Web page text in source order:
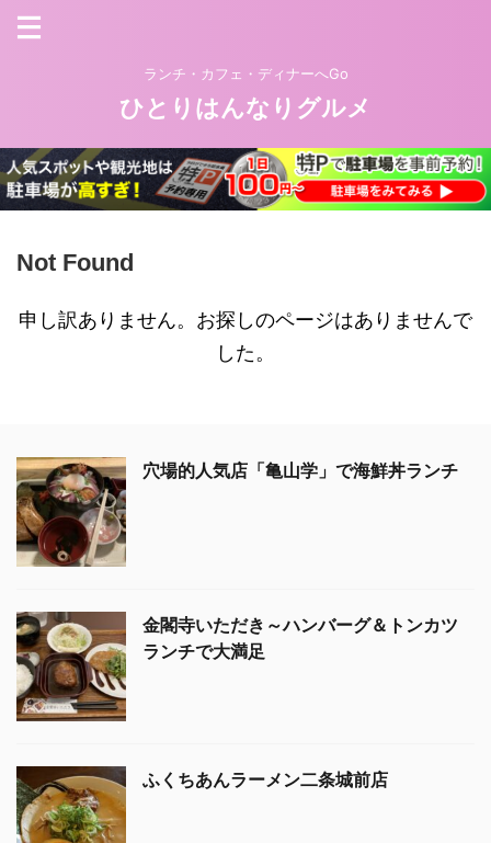
ランチ・カフェ・ディナーへGo
ひとりはんなりグルメ
Not Found
申し訳ありません。お探しのページはありませんで
した。
穴場的人気店「亀山学」で海鮮丼ランチ
金閣寺いただき～ハンバーグ＆トンカツ
ランチで大満足
ふくちあんラーメン二条城前店